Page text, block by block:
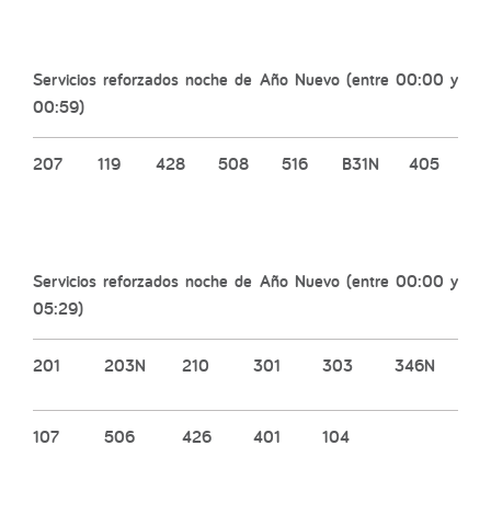
Servicios reforzados noche de Año Nuevo (entre 00:00 y
00:59)
207 119 428 508 516 B31N 405
Servicios reforzados noche de Año Nuevo (entre 00:00 y
05:29)
201 203N 210 301 303 346N
107 506 426 401 104